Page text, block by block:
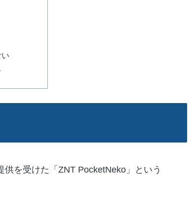
を受けた「ZNT PocketNeko」という